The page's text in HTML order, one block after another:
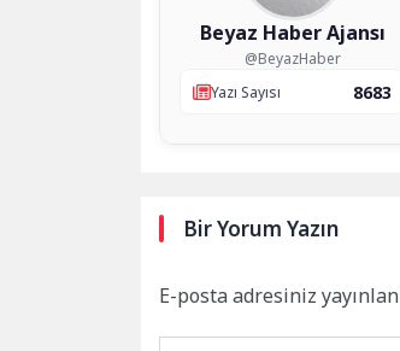
Beyaz Haber Ajansı
@BeyazHaber
Yazı Sayısı
8683
Bir Yorum Yazın
E-posta adresiniz